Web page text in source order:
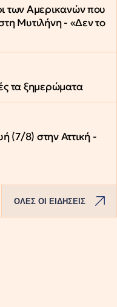
των Αμερικανών που
Μυτιλήνη - «Δεν το
τα ξημερώματα
(7/8) στην Αττική -
ΟΛΕΣ ΟΙ ΕΙΔΗΣΕΙΣ